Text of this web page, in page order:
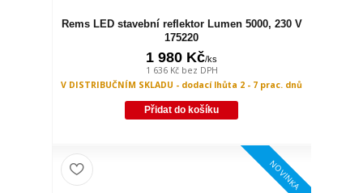
Rems LED stavební reflektor Lumen 5000, 230 V
175220
1 980 Kč/ks
1 636 Kč bez DPH
V DISTRIBUČNÍM SKLADU - dodací lhůta 2 - 7 prac. dnů
Přidat do košíku
NOVINKA